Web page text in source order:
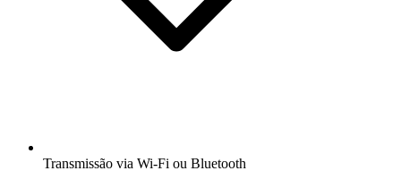
Transmissão via Wi-Fi ou Bluetooth